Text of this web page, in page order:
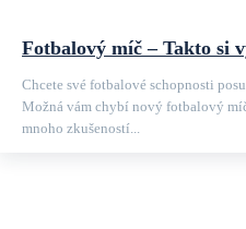
Fotbalový míč – Takto si
Chcete své fotbalové schopnosti
Možná vám chybí nový fotbalový míč! Nebo naopak nemáte s
mnoho zkušeností...